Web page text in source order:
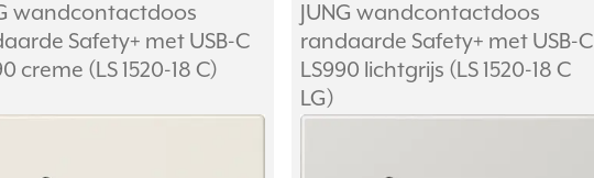
wandcontactdoos
Safety+ met USB-C
creme (LS 1520-18 C)
JUNG wandcontactdoos
randaarde Safety+ met USB-C
LS990 lichtgrijs (LS 1520-18 C
LG)